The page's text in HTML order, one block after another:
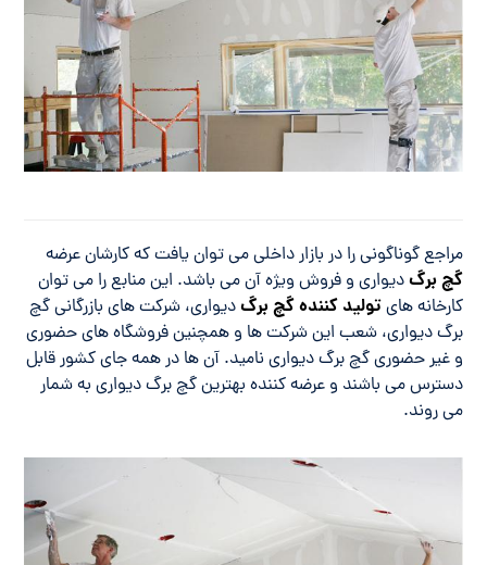
مراجع گوناگونی را در بازار داخلی می توان یافت که کارشان عرضه
گچ برگدیواری و فروش ویژه آن می باشد. این منابع را می توان
کارخانه هایتولید کننده گچ برگدیواری، شرکت های بازرگانی گچ
برگ دیواری، شعب این شرکت ها و همچنین فروشگاه های حضوری
و غیر حضوری گچ برگ دیواری نامید. آن ها در همه جای کشور قابل
دسترس می باشند و عرضه کننده بهترین گچ برگ دیواری به شمار
می روند.